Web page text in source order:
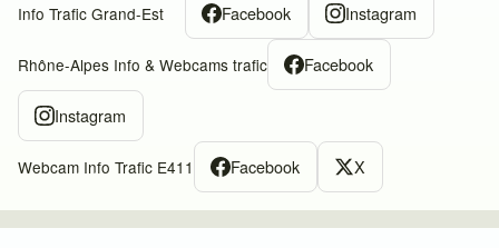
Info Trafic Grand-Est Facebook Instagram
Rhône-Alpes Info & Webcams trafic Facebook
Instagram
Webcam Info Trafic E411 Facebook X